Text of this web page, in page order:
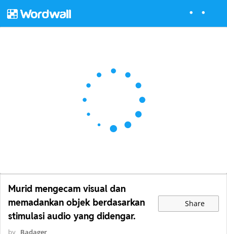
Murid mengecam visual dan
memadankan objek berdasarkan
stimulasi audio yang didengar.
Share
by Badager